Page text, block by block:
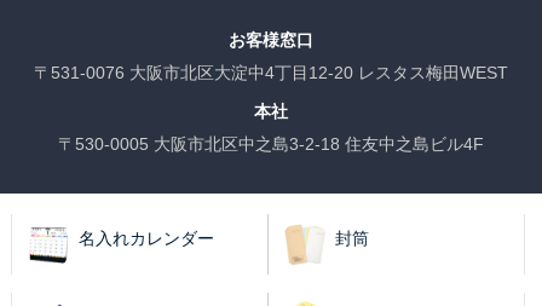
お客様窓口
〒531-0076 大阪市北区大淀中4丁目12-20 レスタス梅田WEST
本社
〒530-0005 大阪市北区中之島3-2-18 住友中之島ビル4F
名入れカレンダー 封筒